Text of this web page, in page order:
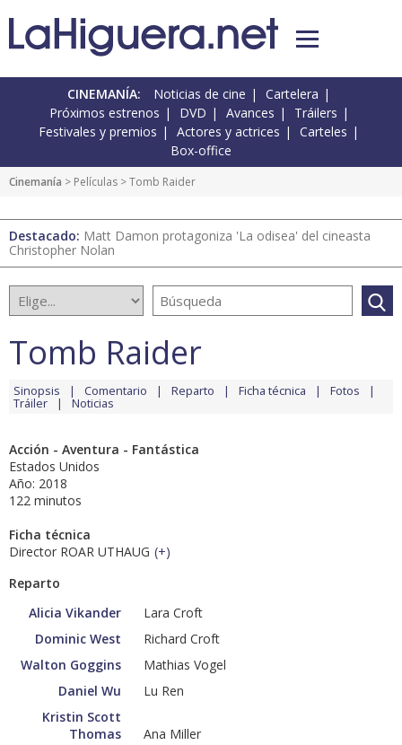
CINEMANÍA: Noticias de cine
Cartelera
Próximos estrenos
DVD Avances
Tráilers
Festivales y premios
Actores y actrices
Carteles
Box-office
Cinemanía > Películas > Tomb Raider
Destacado: Matt Damon protagoniza 'La odisea' del cineasta
Christopher Nolan
Tomb Raider
Sinopsis Comentario Reparto Ficha técnica Fotos
Tráiler Noticias
Acción - Aventura - Fantástica
Estados Unidos
Año: 2018
122 minutos
Ficha técnica
Director ROAR UTHAUG (+)
Reparto
Alicia Vikander
Lara Croft
Dominic West
Richard Croft
Walton Goggins
Mathias Vogel
Daniel Wu
Lu Ren
Kristin Scott
Thomas
Ana Miller